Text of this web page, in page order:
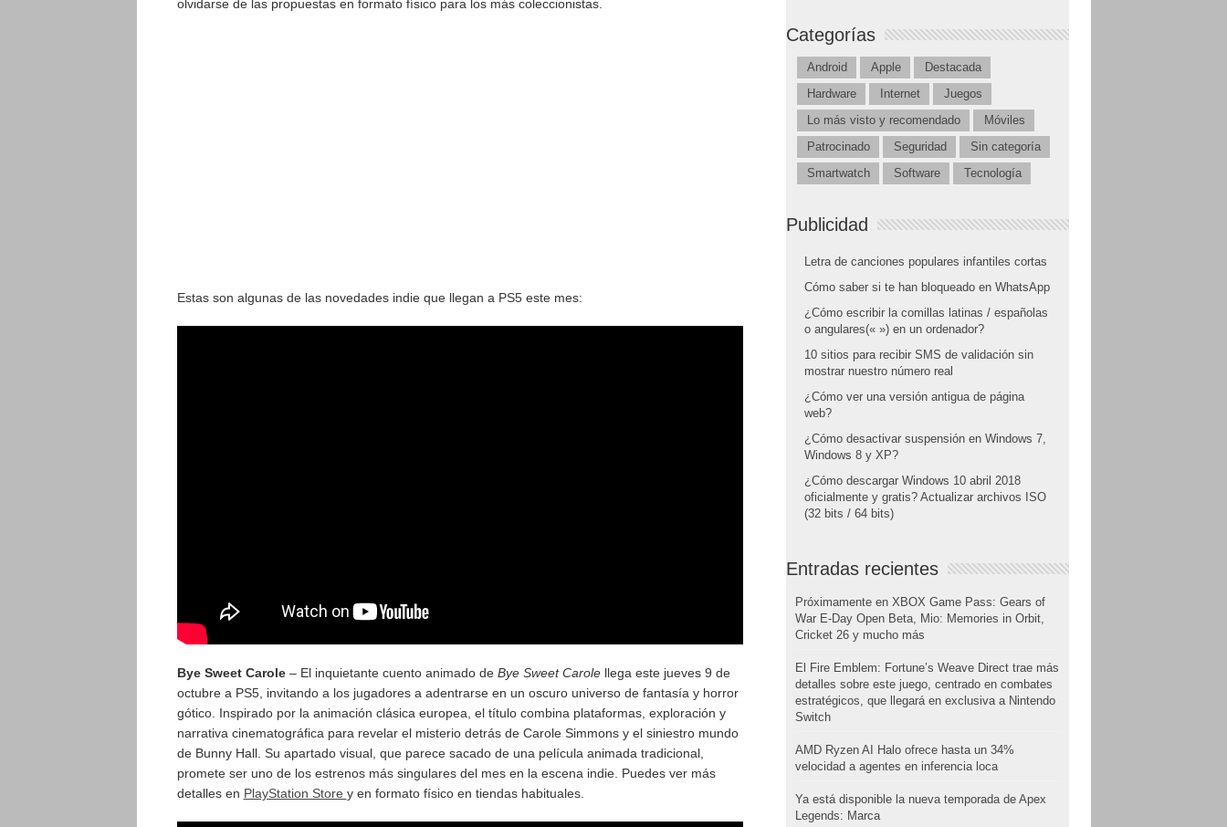
olvidarse de las propuestas en formato físico para los más coleccionistas.
Estas son algunas de las novedades indie que llegan a PS5 este mes:
Bye Sweet Carole– El inquietante cuento animado de Bye Sweet Carolellega este jueves 9 de
octubre a PS5, invitando a los jugadores a adentrarse en un oscuro universo de fantasía y horror
gótico. Inspirado por la animación clásica europea, el título combina plataformas, exploración y
narrativa cinematográfica para revelar el misterio detrás de Carole Simmons y el siniestro mundo
de Bunny Hall. Su apartado visual, que parece sacado de una película animada tradicional,
promete ser uno de los estrenos más singulares del mes en la escena indie. Puedes ver más
detalles en PlayStation Store y en formato físico en tiendas habituales.
Categorías
Android Apple
Destacada
Hardware
Internet
Juegos
Lo más visto y recomendado
Móviles
Patrocinado
Seguridad
Sin categoría
Smartwatch
Software Tecnología
Publicidad
Letra de canciones populares infantiles cortas
Cómo saber si te han bloqueado en WhatsApp
¿Cómo escribir la comillas latinas / españolas
o angulares(« ») en un ordenador?
10 sitios para recibir SMS de validación sin
mostrar nuestro número real
¿Cómo ver una versión antigua de página
web?
¿Cómo desactivar suspensión en Windows 7,
Windows 8 y XP?
¿Cómo descargar Windows 10 abril 2018
oficialmente y gratis? Actualizar archivos ISO
(32 bits / 64 bits)
Entradas recientes
Próximamente en XBOX Game Pass: Gears of
War E-Day Open Beta, Mio: Memories in Orbit,
Cricket 26 y mucho más
El Fire Emblem: Fortune’s Weave Direct trae más
detalles sobre este juego, centrado en combates
estratégicos, que llegará en exclusiva a Nintendo
Switch
AMD Ryzen AI Halo ofrece hasta un 34%
velocidad a agentes en inferencia loca
Ya está disponible la nueva temporada de Apex
Legends: Marca